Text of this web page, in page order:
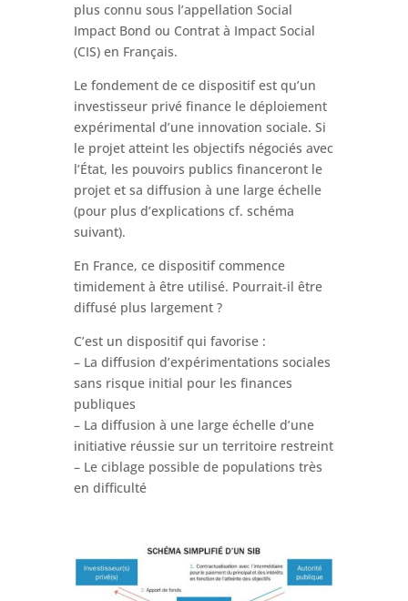
plus connu sous l’appellation Social
Impact Bond ou Contrat à Impact Social
(CIS) en Français.
Le fondement de ce dispositif est qu’un
investisseur privé finance le déploiement
expérimental d’une innovation sociale. Si
le projet atteint les objectifs négociés avec
l’État, les pouvoirs publics financeront le
projet et sa diffusion à une large échelle
(pour plus d’explications cf. schéma
suivant).
En France, ce dispositif commence
timidement à être utilisé. Pourrait-il être
diffusé plus largement ?
C’est un dispositif qui favorise :
– La diffusion d’expérimentations sociales
sans risque initial pour les finances
publiques
– La diffusion à une large échelle d’une
initiative réussie sur un territoire restreint
– Le ciblage possible de populations très
en difficulté